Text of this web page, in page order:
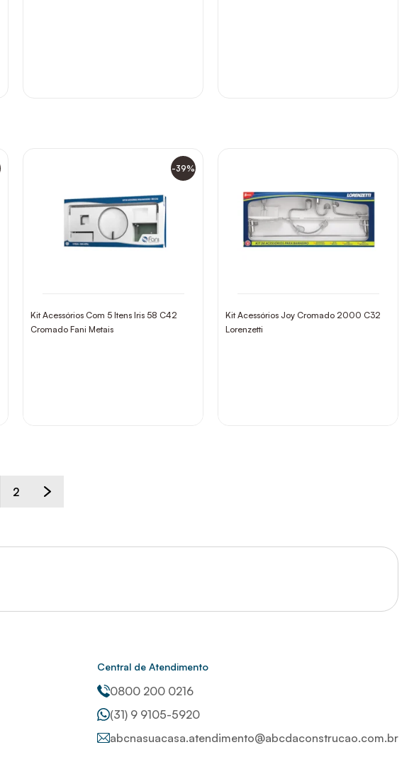
-39%
Kit Acessórios Com 5 Itens Iris 58 C42
Cromado Fani Metais
Kit Acessórios Joy Cromado 2000 C32
Lorenzetti
2
Central de Atendimento
0800 200 0216
(31) 9 9105-5920
abcnasuacasa.atendimento@abcdaconstrucao.com.br